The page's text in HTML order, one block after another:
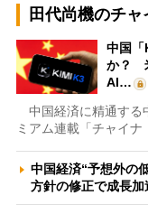
田代尚機のチ
中国「
か？
AI…
中国経済に精通する
ミアム連載「チャイ
中国経済“予想外の
方針の修正で成長